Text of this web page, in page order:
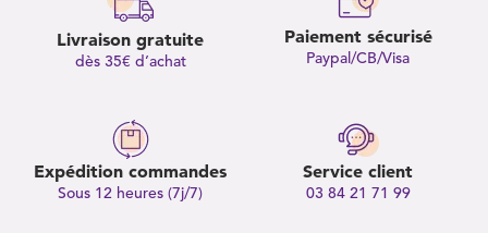
Livraison gratuite
dès 35€ d’achat
Paiement sécurisé
Paypal/CB/Visa
Expédition commandes
Sous 12 heures (7j/7)
Service client
03 84 21 71 99